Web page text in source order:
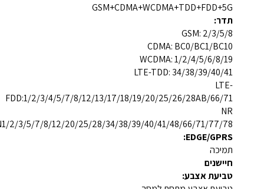
GSM+CDMA+WCDMA+TDD+FDD+5G
תדר:
GSM: 2/3/5/8
CDMA: BC0/BC1/BC10
WCDMA: 1/2/4/5/6/8/19
LTE-TDD: 34/38/39/40/41
LTE-
FDD:1/2/3/4/5/7/8/12/13/17/18/19/20/25/26/28AB/66/71
NR
2/3/5/7/8/12/20/25/28/34/38/39/40/41/48/66/71/77/78
EDGE/GPRS:
תמיכה
חיישנים
טביעת אצבע: